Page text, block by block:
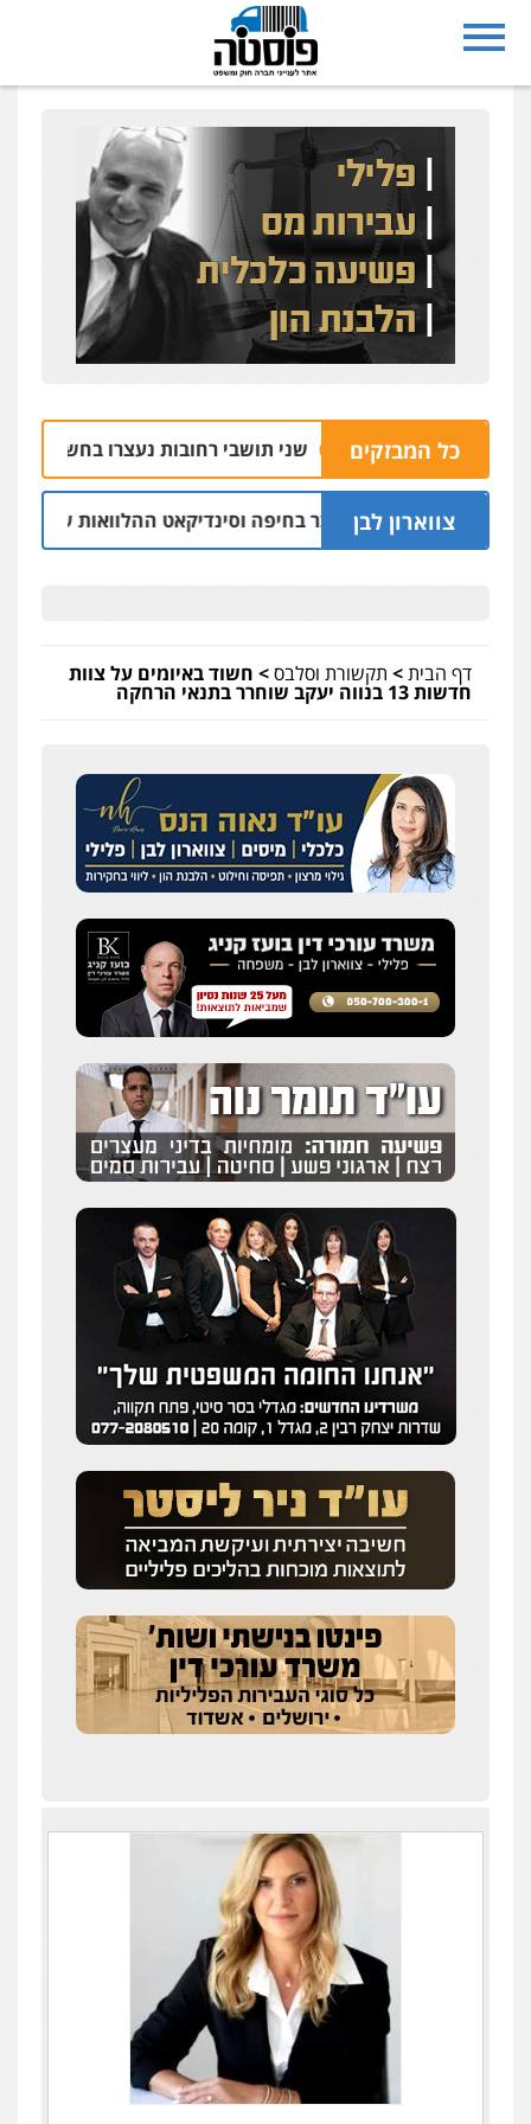
כל המבזקים07.08 | 04:16 שני תושבי רחובות נעצרו בחשד למעורבות
צווארון לבן
יו"ר ש"ס לשעבר בחיפה וסינדיקאט ההלוואות של משפחת
דף הבית> תקשורת וסלבס> חשוד באיומים על צוות
חדשות 13 בנווה יעקב שוחרר בתנאי הרחקה
אילן כץ – משרד עורכי דין
משפט פלילי ייצוג שוטרים וסוהרים
ועדות חקירה
0546312410
עו"ד מאור שגב
פשיעה חמורה מעצרים וחקירות
0546680127